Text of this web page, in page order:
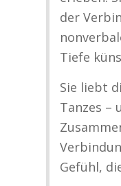
der
Tiefe
Sie liebt
Tanzes –
Gefühl,